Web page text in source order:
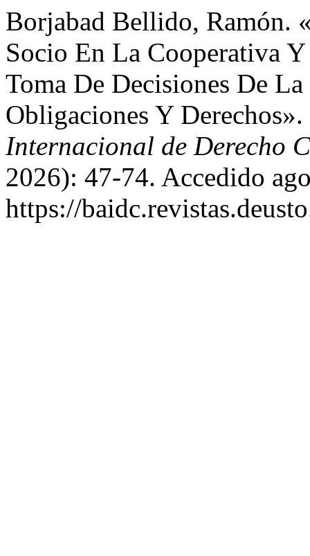
Borjabad Bellido, Ramón.
Socio En La Cooperativa
Toma De Decisiones De
Obligaciones Y Derechos».
Internacional de Derecho
2026): 47-74. Accedido
https://